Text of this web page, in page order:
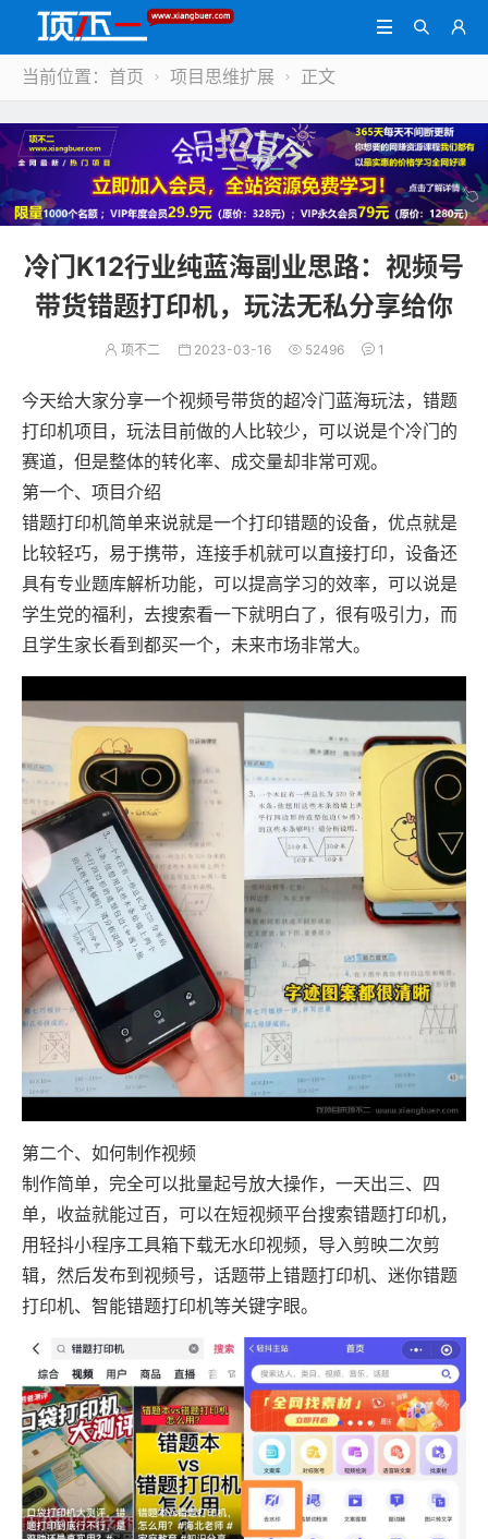



当前位置： 首页  项目思维扩展  正文
冷门K12行业纯蓝海副业思路：视频号
带货错题打印机，玩法无私分享给你
 项不二  2023-03-16  52496  1
今天给大家分享一个视频号带货的超冷门蓝海玩法，错题
打印机项目，玩法目前做的人比较少，可以说是个冷门的
赛道，但是整体的转化率、成交量却非常可观。
第一个、项目介绍
错题打印机简单来说就是一个打印错题的设备，优点就是
比较轻巧，易于携带，连接手机就可以直接打印，设备还
具有专业题库解析功能，可以提高学习的效率，可以说是
学生党的福利，去搜索看一下就明白了，很有吸引力，而
且学生家长看到都买一个，未来市场非常大。
第二个、如何制作视频
制作简单，完全可以批量起号放大操作，一天出三、四
单，收益就能过百，可以在短视频平台搜索错题打印机，
用轻抖小程序工具箱下载无水印视频，导入剪映二次剪
辑，然后发布到视频号，话题带上错题打印机、迷你错题
打印机、智能错题打印机等关键字眼。